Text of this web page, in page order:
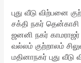
புது வீடு விற்பனை
சக்தி நகர் தென்காசி
ஜனனி நகர்
வல்லம் குற்றாலம்
மதினாநகர் புது வீடு